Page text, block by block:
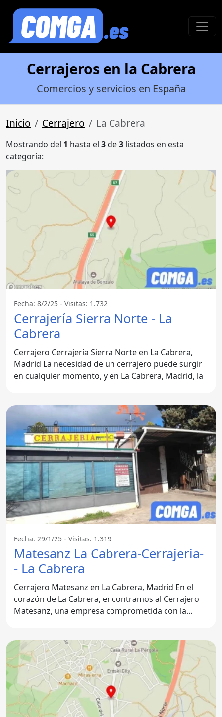
Cerrajeros en la Cabrera
Comercios y servicios en España
Inicio Cerrajero La Cabrera
Mostrando del 1 hasta el 3de3 listados en esta
categoría:
Fecha: 8/2/25 - Visitas: 1.732
Cerrajería Sierra Norte - La
Cabrera
Cerrajero Cerrajería Sierra Norte en La Cabrera,
Madrid La necesidad de un cerrajero puede surgir
en cualquier momento, y en La Cabrera, Madrid, la
Fecha: 29/1/25 - Visitas: 1.319
Matesanz La Cabrera-Cerrajeria-
- La Cabrera
Cerrajero Matesanz en La Cabrera, Madrid En el
corazón de La Cabrera, encontramos al Cerrajero
Matesanz, una empresa comprometida con la